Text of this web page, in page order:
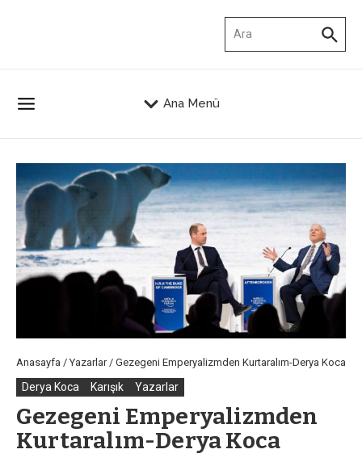
Ana Menü
Anasayfa /Yazarlar/ Gezegeni Emperyalizmden Kurtaralım-Derya Koca
Derya Koca Karışık Yazarlar
Gezegeni Emperyalizmden
Kurtaralım-Derya Koca